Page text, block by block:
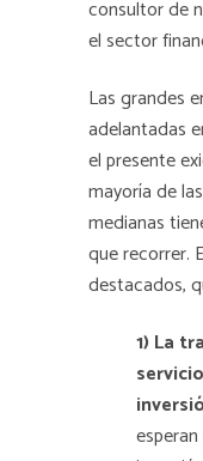
consultor de
el sector
Las grandes
adelantadas
el presente
mayoría de
medianas
que recorrer.
destacados,
1) La